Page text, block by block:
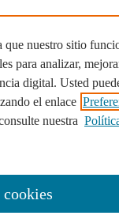
que nuestro sitio
para analizar,
digital. Usted
el enlace
nuestra
cookies